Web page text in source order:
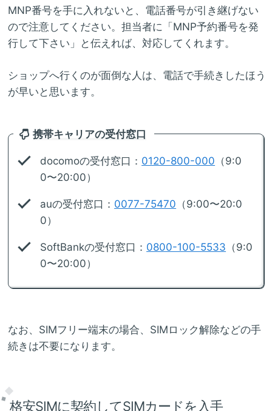
MNP番号を手に入れないと、電話番号が引き継げない
ので注意してください。担当者に「MNP予約番号を発
行して下さい」と伝えれば、対応してくれます。
ショップへ行くのが面倒な人は、電話で手続きしたほう
が早いと思います。
携帯キャリアの受付窓口
docomoの受付窓口： 0120-800-000 （9:0
0〜20:00）
auの受付窓口： 0077-75470 （9:00〜20:0
0）
SoftBankの受付窓口： 0800-100-5533 （9:0
0〜20:00）
なお、SIMフリー端末の場合、SIMロック解除などの手
続きは不要になります。
格安SIMに契約してSIMカードを入手